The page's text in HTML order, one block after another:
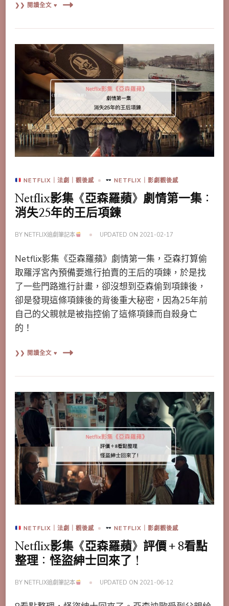
❯❯ 閱讀全文 ♥
NETFLIX｜法劇｜觀後感 NETFLIX｜影劇觀後感
Netflix影集《亞森羅蘋》劇情第一集：
消失25年的王后項鍊
BY NETFLIX追劇筆記本 UPDATED ON 2021-02-17
Netflix影集《亞森羅蘋》劇情第一集，亞森打算偷
取羅浮宮內預備要進行拍賣的王后的項鍊，於是找
了一些門路進行計畫，卻沒想到亞森偷到項鍊後，
卻是發現這條項鍊後的背後重大秘密，因為25年前
自己的父親就是被指控偷了這條項鍊而自殺身亡
的！
❯❯ 閱讀全文 ♥
NETFLIX｜法劇｜觀後感 NETFLIX｜影劇觀後感
Netflix影集《亞森羅蘋》評價＋8看點
整理：怪盜紳士回來了！
BY NETFLIX追劇筆記本 UPDATED ON 2021-06-12